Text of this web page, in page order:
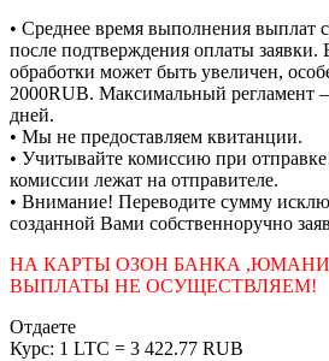
• Среднее время выполнения выплат
после подтверждения оплаты заявки.
обработки может быть увеличен,
2000RUB. Максимальный регламент
дней.
• Мы не предоставляем квитанции.
• Учитывайте комиссию при
комиссии лежат на отправителе.
• Внимание! Переводите сумму
созданной Вами собственноручно
НА КАРТЫ ОЗОН БАНКА ,ЮМАНИ
ВЫПЛАТЫ НЕ ОСУЩЕСТВЛЯЕМ!
Отдаете
Курс: 1 LTC = 3 422.77 RUB